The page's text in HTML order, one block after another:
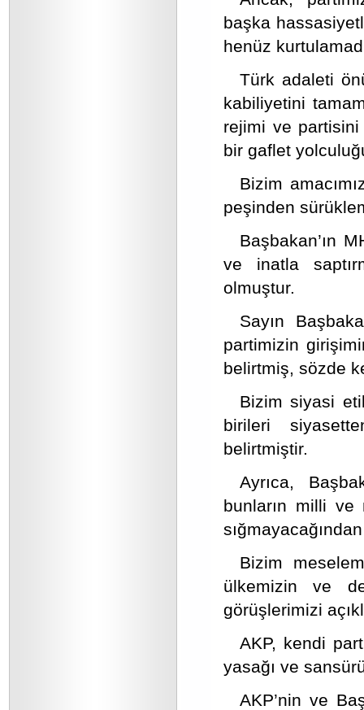
başka
henüz
Türk adaleti
kabiliyetini
rejimi ve
bir gaflet
Bizim
peşinden
Başbakan’ın
ve inatla
olmuştur.
Sayın
partimizin
belirtmiş, sözde
Bizim siyasi
birileri
belirtmiştir.
Ayrıca,
bunların milli ve
Bizim
ülkemizin ve
görüşlerimizi
AKP, kendi
yasağı ve
AKP’nin ve